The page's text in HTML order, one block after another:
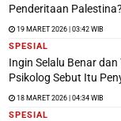
Penderitaan Palestina?
19 MARET 2026 | 03:42 WIB
SPESIAL
Ingin Selalu Benar
Psikolog Sebut Itu
18 MARET 2026 | 04:34 WIB
SPESIAL